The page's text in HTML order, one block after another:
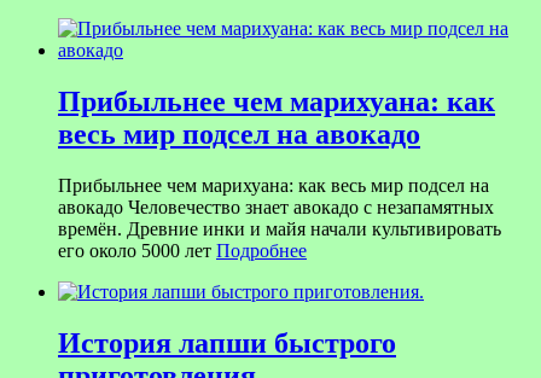
Прибыльнее чем марихуана: как
весь мир подсел на авокадо
Прибыльнее чем марихуана: как весь мир подсел на
авокадо Человечество знает авокадо с незапамятных
времён. Древние инки и майя начали культивировать
его около 5000 лет Подробнее
История лапши быстрого